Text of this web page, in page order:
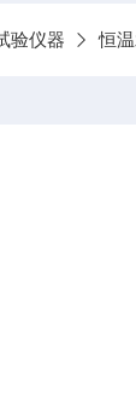
验仪器 恒